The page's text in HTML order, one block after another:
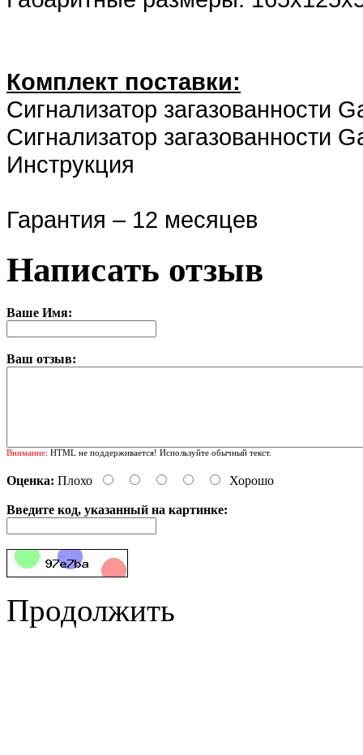
Комплект поставки:
Сигнализатор загазованности
Сигнализатор загазованности
Инструкция
Гарантия – 12 месяцев
Написать отзыв
Ваше Имя:
Ваш отзыв:
Внимание: HTML не поддерживается! Используйте обычный текст.
Оценка: Плохо Хорошо
Введите код, указанный на картинке:
Продолжить